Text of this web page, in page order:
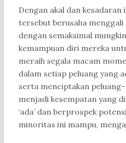
Dengan akal dan
tersebut berusaha
dengan semaksimal
kemampuan diri mereka
meraih segala macam
dalam setiap peluang yang
serta menciptakan
menjadi kesempatan yang
‘ada’ dan berprospek
minoritas ini mampu,